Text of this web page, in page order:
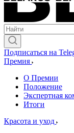
Подписаться на
Премия
О Премии
Положение
Экспертная
Итоги
Красота и уход